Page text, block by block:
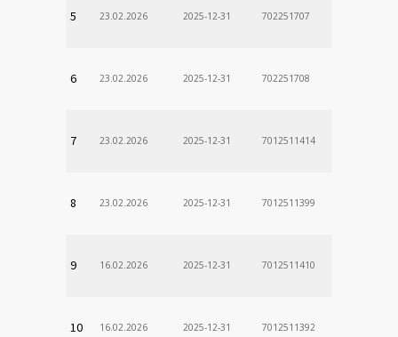
5 23.02.2026 2025-12-31 702251707
6 23.02.2026 2025-12-31 702251708
7 23.02.2026 2025-12-31 7012511414
8 23.02.2026 2025-12-31 7012511399
9 16.02.2026 2025-12-31 7012511410
10 16.02.2026 2025-12-31 7012511392